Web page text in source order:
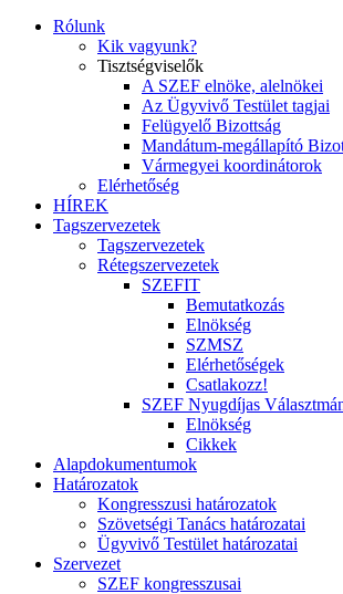
Rólunk
Kik vagyunk?
Tisztségviselők
A SZEF elnöke, alelnökei
Az Ügyvivő Testület tagjai
Felügyelő Bizottság
Mandátum-megállapító
Vármegyei koordinátorok
Elérhetőség
HÍREK
Tagszervezetek
Tagszervezetek
Rétegszervezetek
SZEFIT
Bemutatkozás
Elnökség
SZMSZ
Elérhetőségek
Csatlakozz!
SZEF Nyugdíjas
Elnökség
Cikkek
Alapdokumentumok
Határozatok
Kongresszusi határozatok
Szövetségi Tanács határozatai
Ügyvivő Testület határozatai
Szervezet
SZEF kongresszusai